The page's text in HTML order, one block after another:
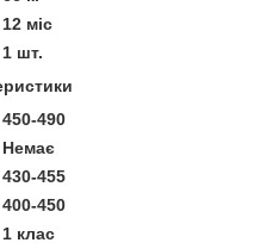
12 міс
1 шт.
450-490
Немає
430-455
400-450
1 клас